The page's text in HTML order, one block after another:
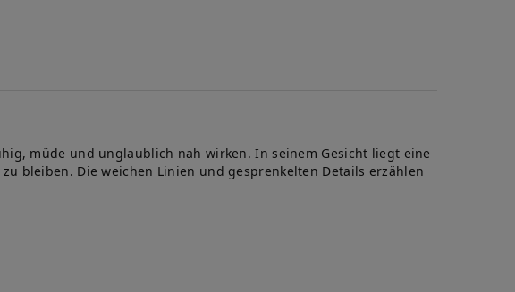
müde und unglaublich nah wirken. In seinem Gesicht liegt eine
bleiben. Die weichen Linien und gesprenkelten Details erzählen